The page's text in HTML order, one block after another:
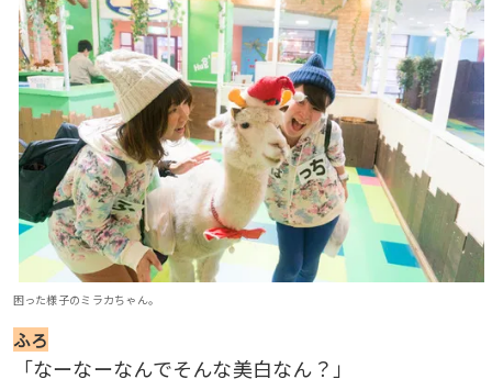
困った様子のミラカちゃん。
ふろ
「なーなーなんでそんな美白なん？」